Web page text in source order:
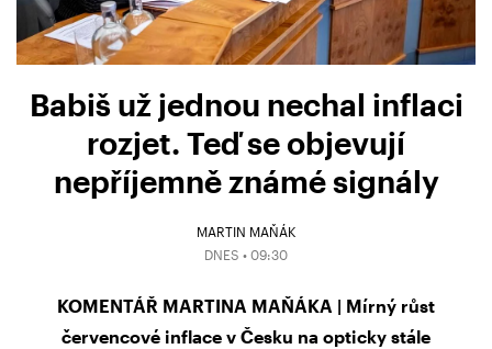
Babiš už jednou nechal inflaci
rozjet. Teď se objevují
nepříjemně známé signály
MARTIN MAŇÁK
DNES • 09:30
KOMENTÁŘ MARTINA MAŇÁKA | Mírný růst
červencové inflace v Česku na opticky stále